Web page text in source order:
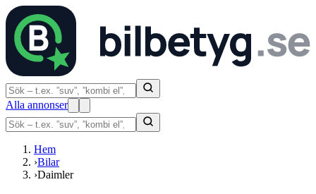
Alla annonser
Hem
›Bilar
›Daimler